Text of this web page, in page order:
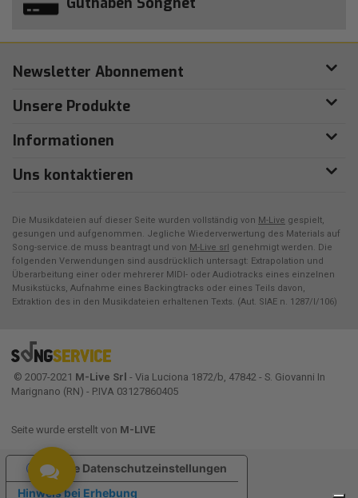
Newsletter Abonnement
Unsere Produkte
Informationen
Uns kontaktieren
Die Musikdateien auf dieser Seite wurden vollständig von M-Live gespielt,
gesungen und aufgenommen. Jegliche Wiederverwertung des Materials auf
Song-service.de muss beantragt und von M-Live srl genehmigt werden. Die
folgenden Verwendungen sind ausdrücklich untersagt: Extrapolation und
Überarbeitung einer oder mehrerer MIDI- oder Audiotracks eines einzelnen
Musikstücks, Aufnahme eines Backingtracks oder eines Teils davon,
Extraktion des in den Musikdateien erhaltenen Texts. (Aut. SIAE n. 1287/I/106)
© 2007-2021 M-Live Srl - Via Luciona 1872/b, 47842 - S. Giovanni In
Marignano (RN) - P.IVA 03127860405
Seite wurde erstellt von M-LIVE
Hinweis bei Erhebung
Ihre Datenschutzeinstellungen